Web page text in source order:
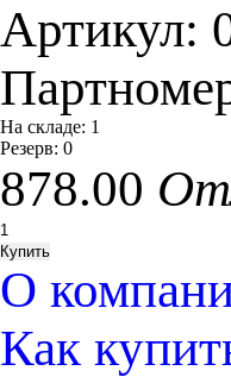
Артикул:
На складе: 1
Резерв: 0
878.00
О
Как